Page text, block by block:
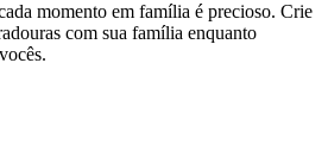
momento em família é precioso. Crie
com sua família enquanto